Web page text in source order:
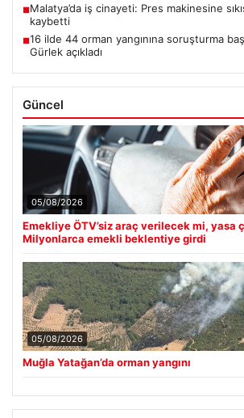
■Malatya’da iş cinayeti: Pres makinesine
kaybetti
■16 ilde 44 orman yangınına soruşturma
Gürlek açıkladı
Güncel
05/08/2026
Emekliye ÖTV’siz araç verilecek mi, yasa
Milyonlarca emekli beklentiye girdi
05/08/2026
Muğla Yatağan’da orman yangını